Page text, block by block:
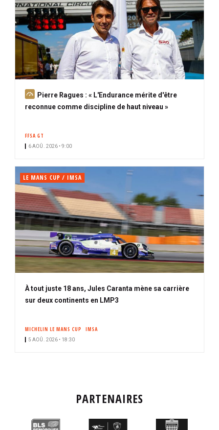
A
b
Pierre Ragues : « L'Endurance mérite d'être
reconnue comme discipline de haut niveau »
FFSA GT
6 AOÛ. 2026 • 9:00
LE MANS CUP / IMSA
À tout juste 18 ans, Jules Caranta mène sa carrière
sur deux continents en LMP3
MICHELIN LE MANS CUP IMSA
5 AOÛ. 2026 • 18:30
PARTENAIRES